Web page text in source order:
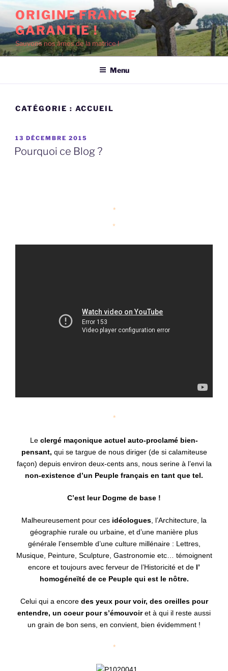
Aller
contenu
principal
ORIGINE FRANCE
GARANTIE !
Sauvons nos âmes de la matrice !
Menu
CATÉGORIE : ACCUEIL
PUBLIÉ
LE
13 DÉCEMBRE 2015
Pourquoi ce Blog ?
*
*
*
Le clergé maçonique actuel auto-proclamé bien-
pensant, qui se targue de nous diriger (de si calamiteuse
façon) depuis environ deux-cents ans, nous serine à l’envi la
non-existence d’un Peuple français en tant que tel.
C’est leur Dogme de base !
Malheureusement pour ces idéologues , l’Architecture, la
géographie rurale ou urbaine, et d’une manière plus
générale l’ensemble d’une culture millénaire : Lettres,
Musique, Peinture, Sculpture, Gastronomie etc… témoignent
encore et toujours avec ferveur de l’Historicité et de l’
homogéneïté de ce Peuple qui est le nôtre.
Celui qui a encore des yeux pour voir, des oreilles pour
entendre, un coeur pour s’émouvoiret à qui il reste aussi
un grain de bon sens, en convient, bien évidemment !
*